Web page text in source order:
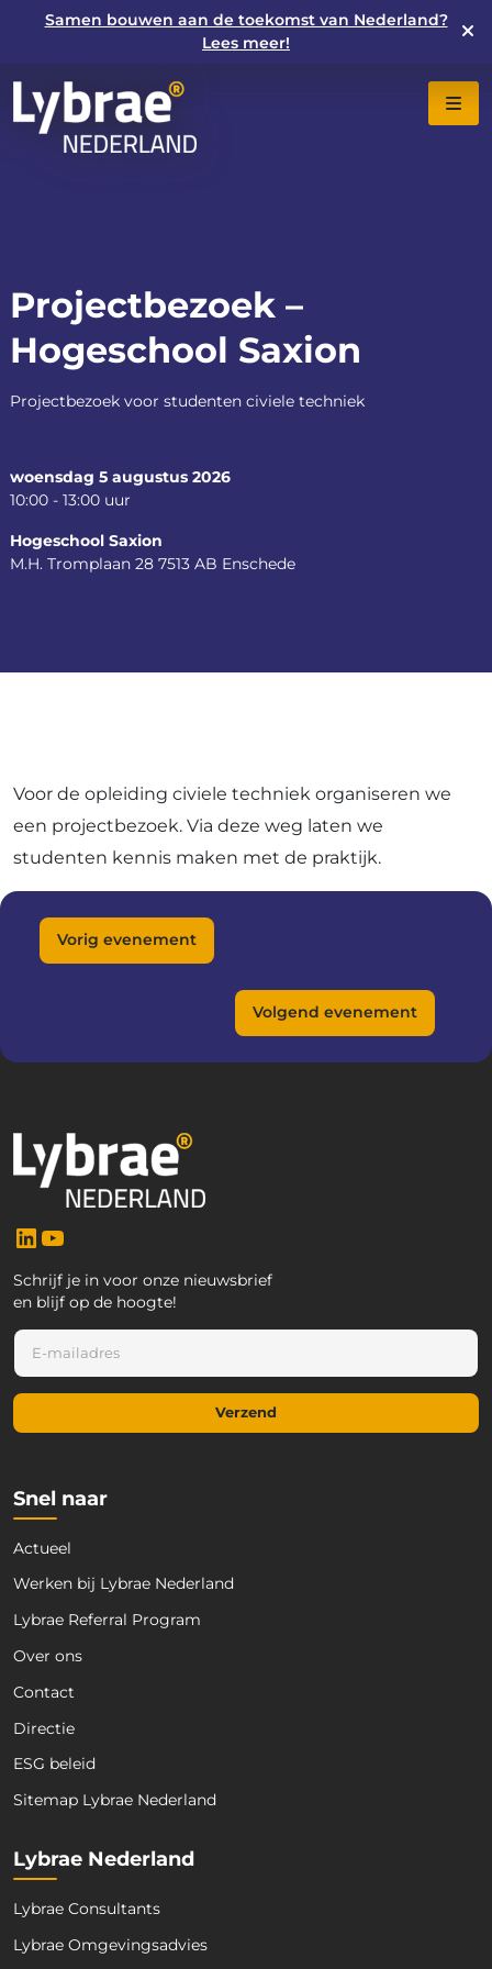
Samen bouwen aan de toekomst van Nederland?
Lees meer!
Projectbezoek –
Hogeschool Saxion
Projectbezoek voor studenten civiele techniek
woensdag 5 augustus 2026
10:00 - 13:00 uur
Hogeschool Saxion
M.H. Tromplaan 28 7513 AB Enschede
Voor de opleiding civiele techniek organiseren we
een projectbezoek. Via deze weg laten we
studenten kennis maken met de praktijk.
Vorig evenement
Volgend evenement
LinkedIn
Schrijf je in voor onze nieuwsbrief
en blijf op de hoogte!
E
m
a
i
Verzend
Snel naar
Actueel
Werken bij Lybrae Nederland
Lybrae Referral Program
Over ons
Contact
Directie
ESG beleid
Sitemap Lybrae Nederland
Lybrae Nederland
Lybrae Consultants
Lybrae Omgevingsadvies
Voor- en achternaam